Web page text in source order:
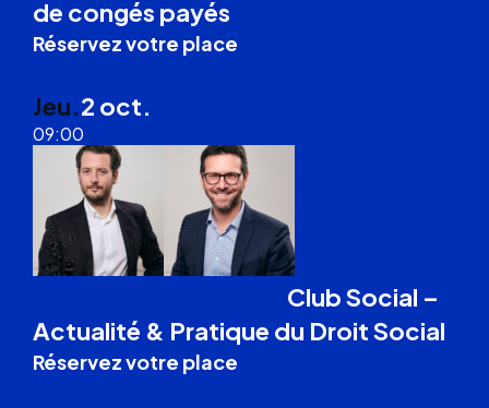
de congés payés
Réservez votre place
Jeu.2 oct.
09:00
Club Social –
Actualité & Pratique du Droit Social
Réservez votre place